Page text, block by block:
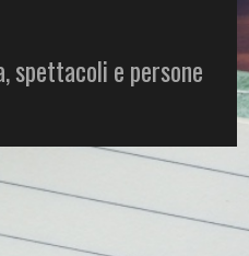
spettacoli e persone